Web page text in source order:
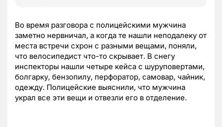
Во время разговора с полицейскими мужчина
заметно нервничал, а когда те нашли неподалеку от
места встречи схрон с разными вещами, поняли,
что велосипедист что-то скрывает. В снегу
инспекторы нашли четыре кейса с шуруповертами,
болгарку, бензопилу, перфоратор, самовар, чайник,
одежду. Полицейские выяснили, что мужчина
украл все эти вещи и отвезли его в отделение.